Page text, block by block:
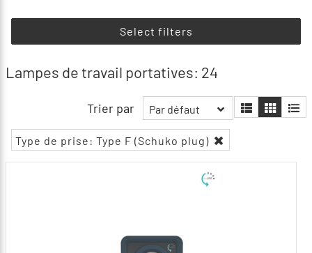
Select filters
Lampes de travail portatives: 24
Trier par Par défaut
Type de prise: Type F (Schuko plug)